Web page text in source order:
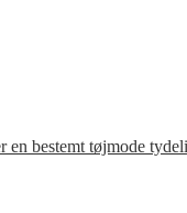
bestemt tøjmode